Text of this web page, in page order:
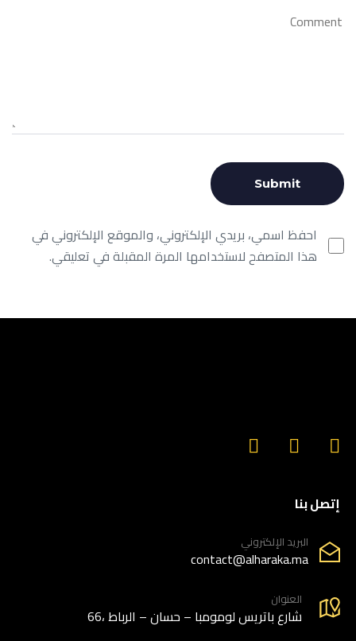
احفظ اسمي، بريدي الإلكتروني، والموقع الإلكتروني في
هذا المتصفح لاستخدامها المرة المقبلة في تعليقي.
إتصل بنا
البريد الإلكتروني
contact@alharaka.ma
العنوان
66، شارع باتريس لومومبا – حسان – الرباط